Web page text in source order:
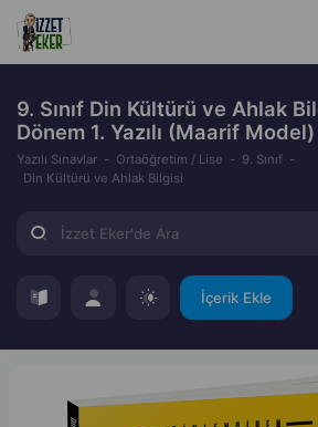
9. Sınıf Din Kültürü ve Ahlak
Dönem 1. Yazılı (Maarif Model)
Yazılı Sınavlar Ortaöğretim / Lise
9. Sınıf
Din Kültürü ve Ahlak Bilgisi
İçerik Ekle